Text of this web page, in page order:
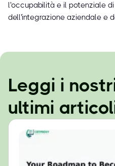
l'occupabilità e il potenziale
dell'integrazione aziendale e
Leggi i
ultimi